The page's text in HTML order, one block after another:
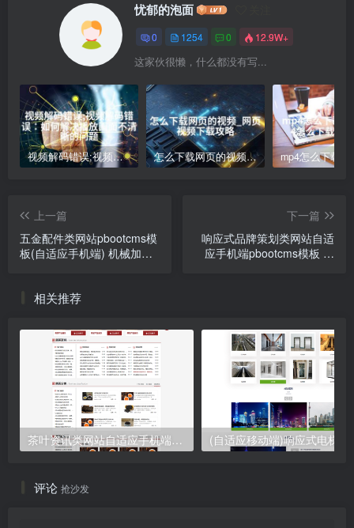
忧郁的泡面
0 1254 0 12.9W+
这家伙很懒，什么都没有写...
视频解码错误;视频解码错误：如何解决播放画面不清晰的问题 怎么下载网页的视频_网页视频下载攻略
上一篇
五金配件类网站pbootcms模
板(自适应手机端) 机械加工
下一篇
响应式品牌策划类网站自适
应手机端pbootcms模板 品
相关推荐
茶叶资讯类网站自适应手机端pbootcms模板 茶叶产品茶叶知识信息网站源码下载
评论 抢沙发